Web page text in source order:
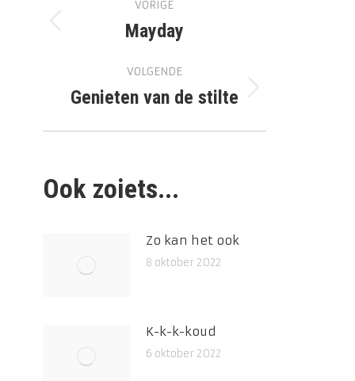
navigatie
VORIGE
Vorig
Mayday
VOLGENDE
Volgend
Genieten van de stilte
Ook zoiets...
Zo kan het ook
8 oktober 2022
K-k-k-koud
6 oktober 2022